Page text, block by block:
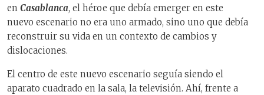
en Casablanca, el héroe que debía emerger en este
nuevo escenario no era uno armado, sino uno que debía
reconstruir su vida en un contexto de cambios y
dislocaciones.
El centro de este nuevo escenario seguía siendo el
aparato cuadrado en la sala, la televisión. Ahí, frente a